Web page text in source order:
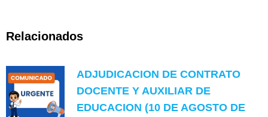
Relacionados
ADJUDICACION DE CONTRATO
DOCENTE Y AUXILIAR DE
EDUCACION (10 DE AGOSTO DE